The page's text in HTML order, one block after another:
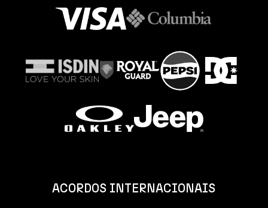
ACORDOS INTERNACIONAIS